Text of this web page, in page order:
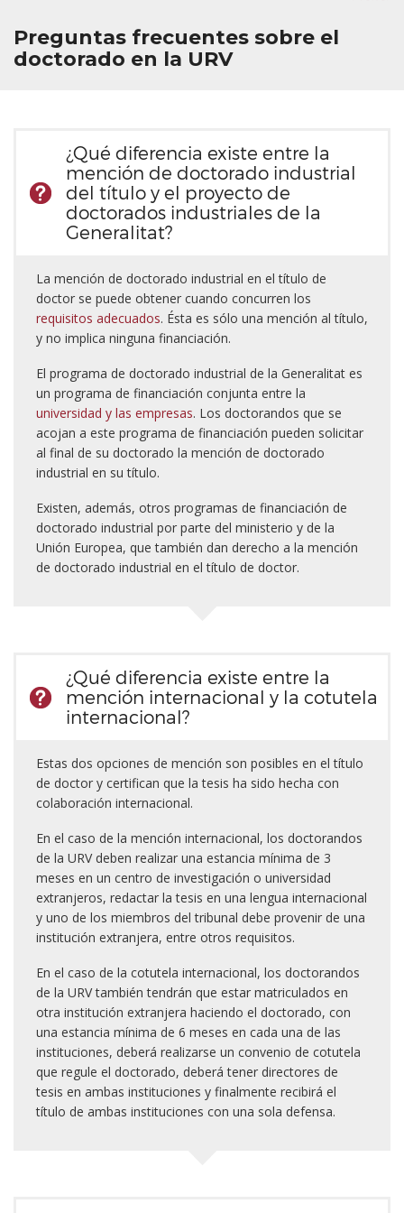
Trámites administrativos
Preguntas más frecuentes
Preguntas frecuentes sobre el
doctorado en la URV
¿Qué diferencia existe entre la
mención de doctorado industrial
del título y el proyecto de
doctorados industriales de la
Generalitat?
La mención de doctorado industrial en el título de
doctor se puede obtener cuando concurren los
requisitos adecuados. Ésta es sólo una mención al título,
y no implica ninguna financiación.
El programa de doctorado industrial de la Generalitat es
un programa de financiación conjunta entre la
universidad y las empresas. Los doctorandos que se
acojan a este programa de financiación pueden solicitar
al final de su doctorado la mención de doctorado
industrial en su título.
Existen, además, otros programas de financiación de
doctorado industrial por parte del ministerio y de la
Unión Europea, que también dan derecho a la mención
de doctorado industrial en el título de doctor.
¿Qué diferencia existe entre la
mención internacional y la cotutela
internacional?
Estas dos opciones de mención son posibles en el título
de doctor y certifican que la tesis ha sido hecha con
colaboración internacional.
En el caso de la mención internacional, los doctorandos
de la URV deben realizar una estancia mínima de 3
meses en un centro de investigación o universidad
extranjeros, redactar la tesis en una lengua internacional
y uno de los miembros del tribunal debe provenir de una
institución extranjera, entre otros requisitos.
En el caso de la cotutela internacional, los doctorandos
de la URV también tendrán que estar matriculados en
otra institución extranjera haciendo el doctorado, con
una estancia mínima de 6 meses en cada una de las
instituciones, deberá realizarse un convenio de cotutela
que regule el doctorado, deberá tener directores de
tesis en ambas instituciones y finalmente recibirá el
título de ambas instituciones con una sola defensa.